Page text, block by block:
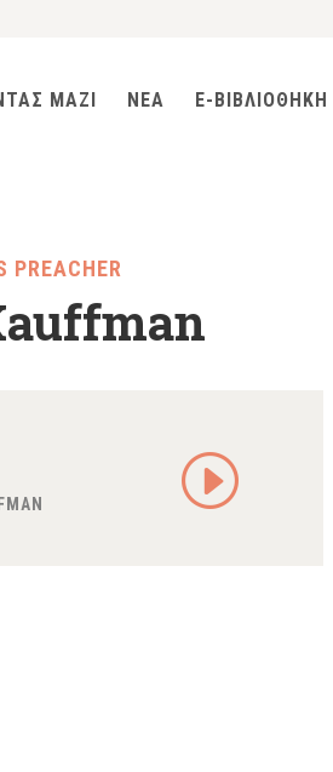
ΜΑΖΙ ΝΕΑ E-ΒΙΒΛΙΟΘΗΚΗ
PREACHER